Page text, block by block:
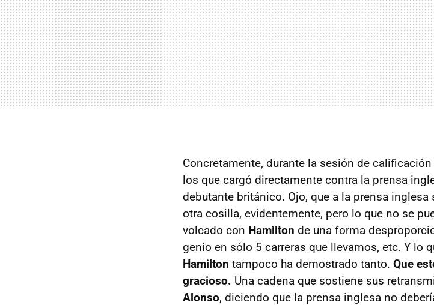
Concretamente, durante la sesión de
los que cargó directamente contra la prensa
debutante británico. Ojo, que a la prensa
otra cosilla, evidentemente, pero lo que no se
volcado con Hamilton de una forma
genio en sólo 5 carreras que llevamos, etc. Y lo
Hamilton tampoco ha demostrado tanto. Que
gracioso. Una cadena que sostiene sus
Alonso, diciendo que la prensa inglesa no